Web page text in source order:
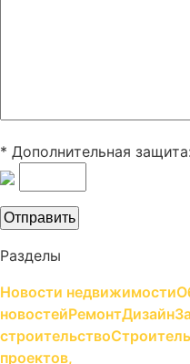
* Дополнительная защита:
Разделы
Новости недвижимости
новостейРемонтДизайн
строительство
проектов,